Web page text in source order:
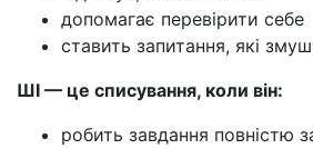
допомагає перевірити себе
ставить запитання, які
ШІ — це списування, коли він:
робить завдання повністю